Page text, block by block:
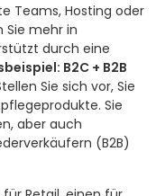
Teams, Hosting oder
Sie mehr in
durch eine
B2C + B2B
Sie sich vor, Sie
Sie
aber auch
(B2B)